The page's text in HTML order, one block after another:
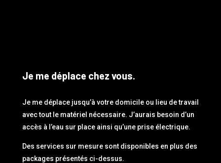
Je me déplace chez vous.
Je me déplace jusqu’à votre domicile ou lieu de travail
avec tout le matériel nécessaire. J’aurais besoin d’un
accès à l’eau sur place ainsi qu’une prise électrique.
Des services sur mesure sont disponibles en plus des
packages présentés ci-dessus.